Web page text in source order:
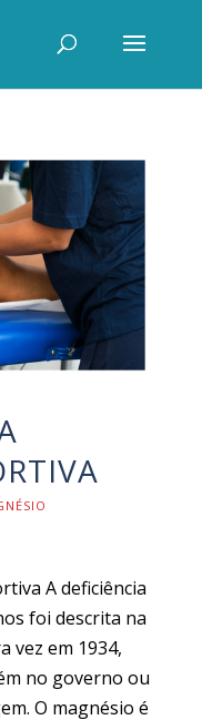
A deficiência
foi descrita na
vez em 1934,
no governo ou
O magnésio é